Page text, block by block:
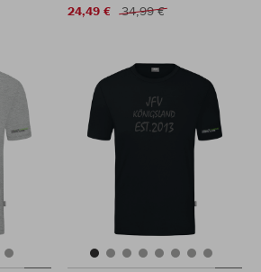
24,49 € 34,99 €